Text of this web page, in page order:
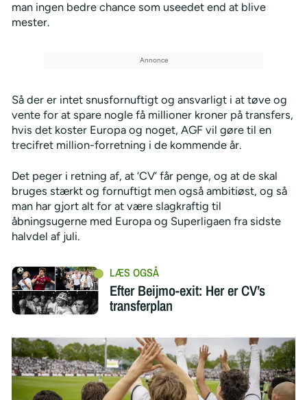
man ingen bedre chance som useedet end at blive
mester.
Så der er intet snusfornuftigt og ansvarligt i at tøve og
vente for at spare nogle få millioner kroner på transfers,
hvis det koster Europa og noget, AGF vil gøre til en
trecifret million-forretning i de kommende år.
Det peger i retning af, at ‘CV’ får penge, og at de skal
bruges stærkt og fornuftigt men også ambitiøst, og så
man har gjort alt for at være slagkraftig til
åbningsugerne med Europa og Superligaen fra sidste
halvdel af juli.
Efter Beijmo-exit: Her er CV’s
transferplan